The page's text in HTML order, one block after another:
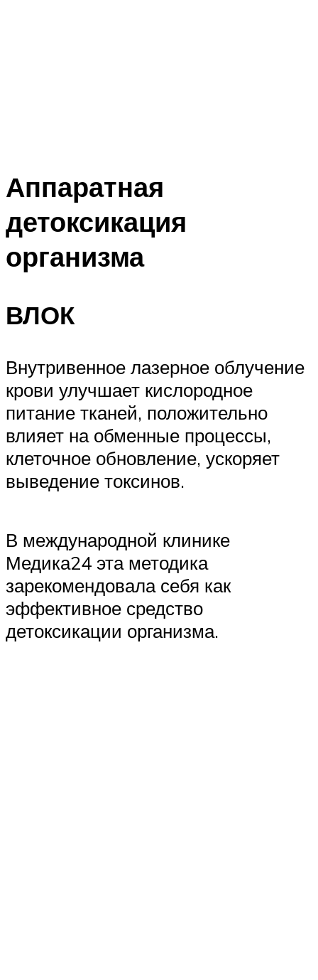
Аппаратная
детоксикация
организма
ВЛОК
Внутривенное лазерное облучение
крови улучшает кислородное
питание тканей, положительно
влияет на обменные процессы,
клеточное обновление, ускоряет
выведение токсинов.
В международной клинике
Медика24 эта методика
зарекомендовала себя как
эффективное средство
детоксикации организма.